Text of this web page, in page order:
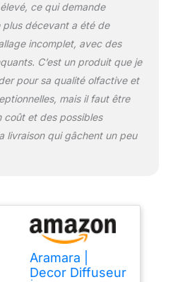
ce qui demande
plus décevant a été de
incomplet, avec des
C’est un produit que je
pour sa qualité olfactive et
mais il faut être
coût et des possibles
livraison qui gâchent un peu
Aramara |
Decor Diffuseur